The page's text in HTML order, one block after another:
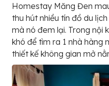
Homestay Măng Đen
thu hút nhiều tín đồ du
mà nó đem lại. Trong nội
khó để tìm ra 1 nhà hàng
thiết kế không gian mở